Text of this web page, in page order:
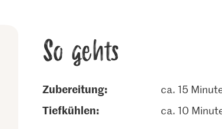
So gehts
Zubereitung: ca. 15
tiefkühlen: ca. 10